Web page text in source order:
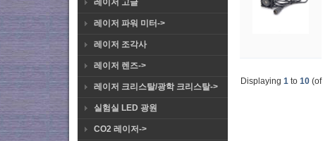
레이저 고글
레이저 파워 미터->
레이저 조각사
레이저 렌즈->
레이저 크리스탈/광학 크리스탈->
실험실 LED 광원
CO2 레이저->
Displaying 1to 10(of